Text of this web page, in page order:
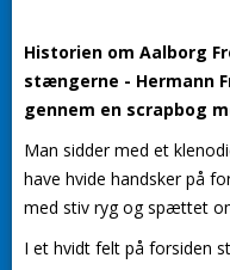
Historien om Aalborg
stængerne - Hermann
gennem en scrapbog
Man sidder med et
have hvide handsker på
med stiv ryg og spættet
I et hvidt felt på forsiden